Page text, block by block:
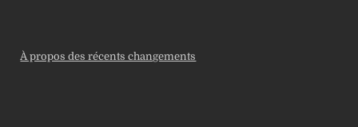
À propos des récents changements